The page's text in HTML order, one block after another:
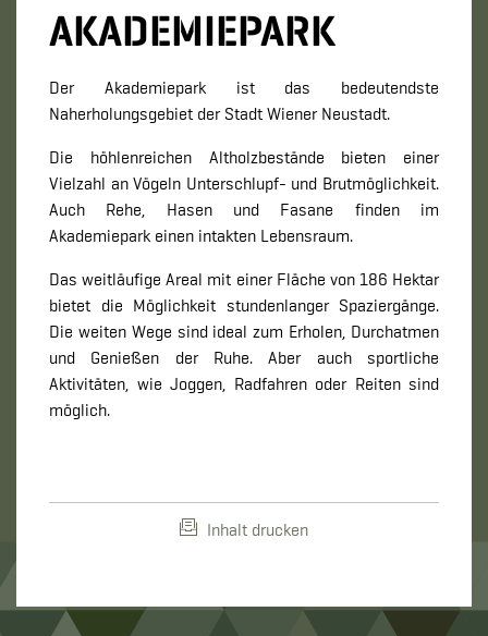
AKADEMIEPARK
Der Akademiepark ist das bedeutendste
Naherholungsgebiet der Stadt Wiener Neustadt.
Die höhlenreichen Altholzbestände bieten einer
Vielzahl an Vögeln Unterschlupf- und Brutmöglichkeit.
Auch Rehe, Hasen und Fasane finden im
Akademiepark einen intakten Lebensraum.
Das weitläufige Areal mit einer Fläche von 186 Hektar
bietet die Möglichkeit stundenlanger Spaziergänge.
Die weiten Wege sind ideal zum Erholen, Durchatmen
und Genießen der Ruhe. Aber auch sportliche
Aktivitäten, wie Joggen, Radfahren oder Reiten sind
möglich.
Inhalt drucken